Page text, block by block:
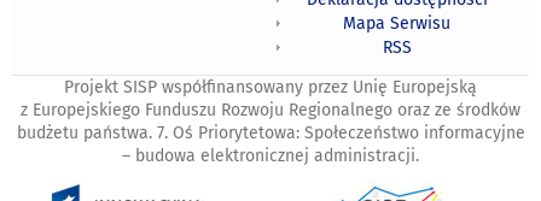
Mapa Serwisu
RSS
Projekt SISP współfinansowany przez Unię Europejską
z Europejskiego Funduszu Rozwoju Regionalnego oraz ze środków
budżetu państwa. 7. Oś Priorytetowa: Społeczeństwo informacyjne
– budowa elektronicznej administracji.